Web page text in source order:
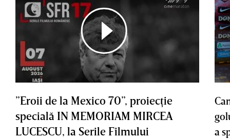
”Eroii de la Mexico 70”, proiecţie
specială IN MEMORIAM MIRCEA
LUCESCU, la Serile Filmului
a